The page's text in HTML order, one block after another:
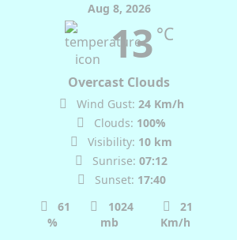
Aug 8, 2026
13 °C
Overcast Clouds
61
%
1024
mb
21
Km/h
Wind Gust: 24 Km/h
Clouds: 100%
Visibility: 10 km
Sunrise: 07:12
Sunset: 17:40